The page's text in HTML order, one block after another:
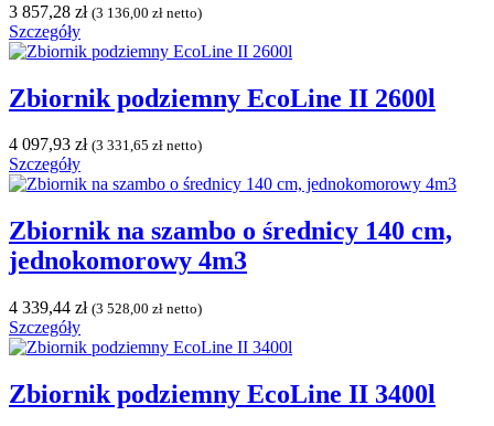
3 857,28 zł (3 136,00 zł netto)
Szczegóły
Zbiornik podziemny EcoLine II 2600l
4 097,93 zł (3 331,65 zł netto)
Szczegóły
Zbiornik na szambo o średnicy 140 cm,
jednokomorowy 4m3
4 339,44 zł (3 528,00 zł netto)
Szczegóły
Zbiornik podziemny EcoLine II 3400l